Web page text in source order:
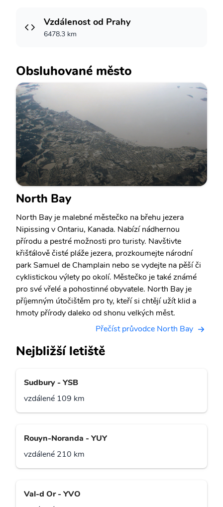
Vzdálenost od Prahy
6478.3 km
Obsluhované město
North Bay
North Bay je malebné městečko na břehu jezera
Nipissing v Ontariu, Kanada. Nabízí nádhernou
přírodu a pestré možnosti pro turisty. Navštivte
křišťálově čisté pláže jezera, prozkoumejte národní
park Samuel de Champlain nebo se vydejte na pěší či
cyklistickou výlety po okolí. Městečko je také známé
pro své vřelé a pohostinné obyvatele. North Bay je
příjemným útočištěm pro ty, kteří si chtějí užít klid a
hmoty přírody daleko od shonu velkých měst.
Přečíst průvodce North Bay
Nejbližší letiště
Sudbury - YSB
vzdálené 109 km
Rouyn-Noranda - YUY
vzdálené 210 km
Val-d Or - YVO